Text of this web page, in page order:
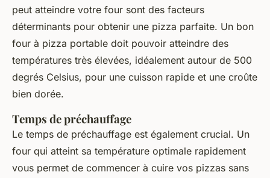
peut atteindre votre four sont des facteurs
déterminants pour obtenir une pizza parfaite. Un bon
four à pizza portable doit pouvoir atteindre des
températures très élevées, idéalement autour de 500
degrés Celsius, pour une cuisson rapide et une croûte
bien dorée.
Temps de préchauffage
Le temps de préchauffage est également crucial. Un
four qui atteint sa température optimale rapidement
vous permet de commencer à cuire vos pizzas sans